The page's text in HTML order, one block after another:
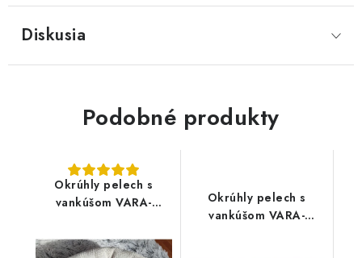
Diskusia
Podobné produkty
Okrúhly pelech s
vankúšom VARA-
Okrúhly pelech s
vankúšom VARA-